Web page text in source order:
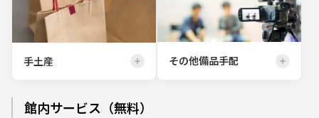
手土産 その他備品手配
館内サービス（無料）